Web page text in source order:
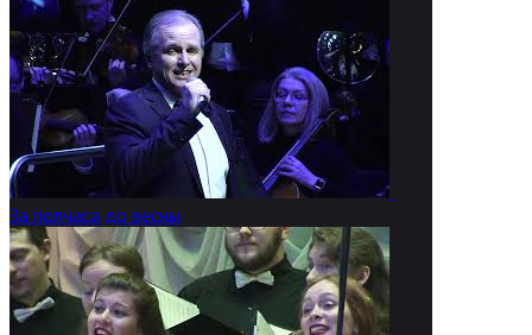
За полчаса до весны